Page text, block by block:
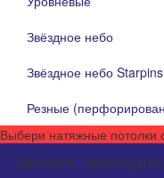
Звёздное небо
Звёздное небо Starpins
Резные
Выбери натяжные потолки
Звоните,